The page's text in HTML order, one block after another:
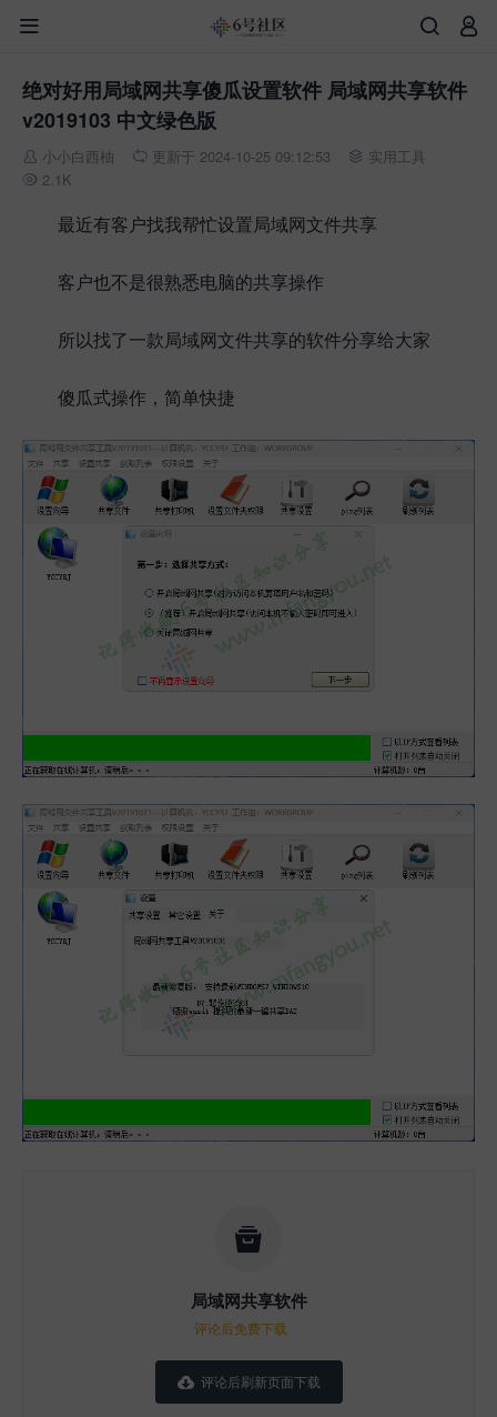



绝对好用局域网共享傻瓜设置软件 局域网共享软件
v2019103 中文绿色版
 小小白西柚  更新于 2024-10-25 09:12:53  实用工具
 2.1K
最近有客户找我帮忙设置局域网文件共享
客户也不是很熟悉电脑的共享操作
所以找了一款局域网文件共享的软件分享给大家
傻瓜式操作，简单快捷

局域网共享软件
评论后免费下载
评论后刷新页面下载